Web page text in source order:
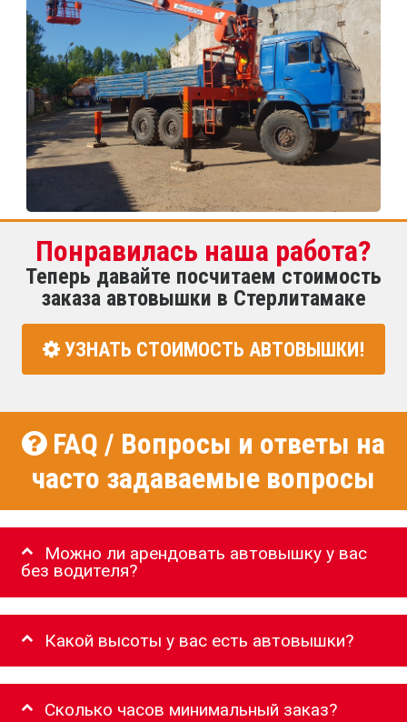
Понравилась наша работа?
Теперь давайте посчитаем стоимость
заказа автовышки в Стерлитамаке
УЗНАТЬ СТОИМОСТЬ АВТОВЫШКИ!
FAQ / Вопросы и ответы на
часто задаваемые вопросы
Можно ли арендовать автовышку у вас
без водителя?
Какой высоты у вас есть автовышки?
Сколько часов минимальный заказ?